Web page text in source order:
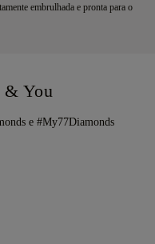
embrulhada e pronta para o
& You
e #My77Diamonds